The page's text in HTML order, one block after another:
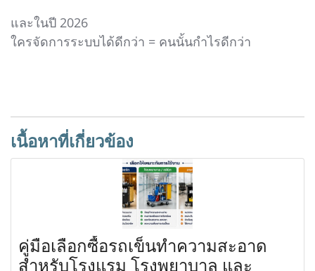
และในปี 2026
ใครจัดการระบบได้ดีกว่า = คนนั้นกำไรดีกว่า
เนื้อหาที่เกี่ยวข้อง
คู่มือเลือกซื้อรถเข็นทำความสะอาด
สำหรับโรงแรม โรงพยาบาล และ